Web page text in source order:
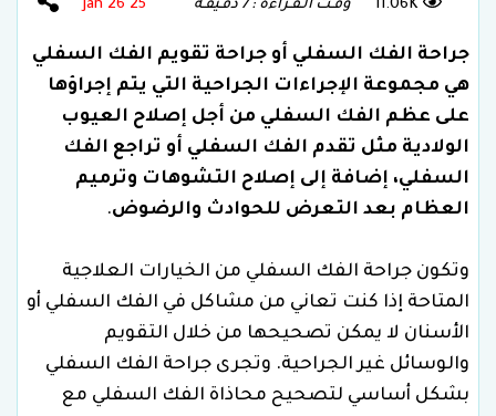
11.06K وقـت الـقـراءة : 7 دقـيقـة 25 Jan 26
جراحة الفك السفلي أو جراحة تقويم الفك السفلي
هي مجموعة الإجراءات الجراحية التي يتم إجراؤها
على عظم الفك السفلي من أجل إصلاح العيوب
الولادية مثل تقدم الفك السفلي أو تراجع الفك
السفلي، إضافة إلى إصلاح التشوهات وترميم
العظام بعد التعرض للحوادث والرضوض.
وتكون جراحة الفك السفلي من الخيارات العلاجية
المتاحة إذا كنت تعاني من مشاكل في الفك السفلي أو
الأسنان لا يمكن تصحيحها من خلال التقويم
والوسائل غير الجراحية. وتجرى جراحة الفك السفلي
بشكل أساسي لتصحيح محاذاة الفك السفلي مع